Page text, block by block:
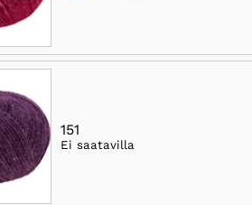
151
Ei saatavilla